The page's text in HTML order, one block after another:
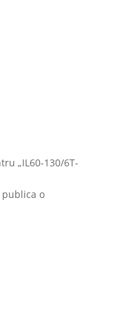
„IL60-130/6T-
o